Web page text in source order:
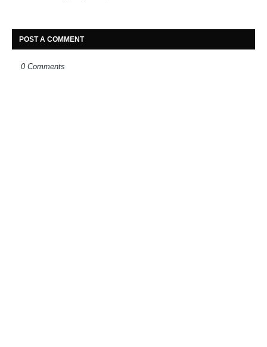
POST A COMMENT
0 Comments